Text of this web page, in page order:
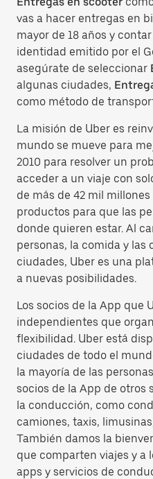
vas a hacer entregas en
mayor de 18 años y
identidad emitido por el
asegúrate de seleccionar
algunas ciudades,
como método de
La misión de Uber es
mundo se mueve para
2010 para resolver un
acceder a un viaje con
de más de 42 mil
productos para que las
donde quieren estar. Al
personas, la comida y las
ciudades, Uber es una
a nuevas posibilidades.
Los socios de la App que
independientes que
flexibilidad. Uber está
ciudades de todo el
la mayoría de las
socios de la App de otros
la conducción, como
camiones, taxis,
También damos la
que comparten viajes y a
apps y servicios de